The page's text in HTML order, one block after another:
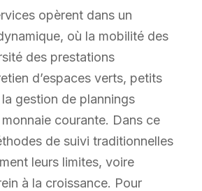
opèrent dans un
où la mobilité des
des prestations
d’espaces verts, petits
gestion de plannings
courante. Dans ce
de suivi traditionnelles
leurs limites, voire
à la croissance. Pour